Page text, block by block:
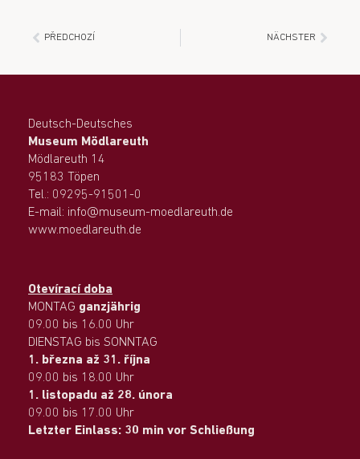
PŘEDCHOZÍ NÄCHSTER
Deutsch-Deutsches
Museum Mödlareuth
Mödlareuth 14
95183 Töpen
Tel.: 09295-91501-0
E-mail: info@museum-moedlareuth.de
www.moedlareuth.de
Otevírací doba
MONTAG ganzjährig
09.00 bis 16.00 Uhr
DIENSTAG bis SONNTAG
1. března až 31. října
09.00 bis 18.00 Uhr
1. listopadu až 28. února
09.00 bis 17.00 Uhr
Letzter Einlass: 30 min vor Schließung